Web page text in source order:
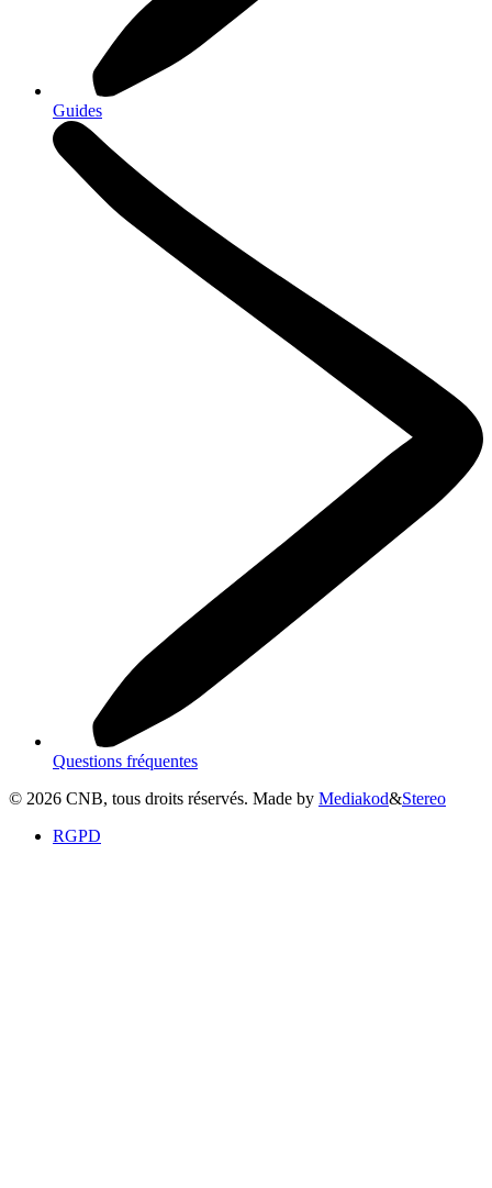
Guides
Questions fréquentes
© 2026 CNB, tous droits réservés. Made by Mediakod&Stereo
RGPD